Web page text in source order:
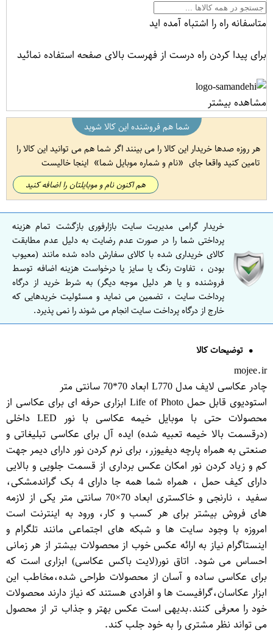
متاسفانه راه را اشتباه آمده اید
برای پیدا کردن راه درست از فهرست بالای صفحه استفاده نمائید
مشاهده بیشتر
شما هم فروشنده این کالا شوید
هر روزه صدها خریدار این کالا را می بینند اگر شما هم می توانید این کالا را
تامین کنید واقعا جای
نام و شماره موبایل شما اینجا خالیست
هم اکنون نام و موبایلتان را اضافه کنید
خریدار گرامی مدیریت سایت بازارفوری بازگشت تمام هزینه
پرداختی شما را در صورت عدم رضایت به دلیل عدم مطابقت
کالای خریداری شده با کالای سفارش داده شده مانند (معیوب
بودن ، تفاوت رنگ یا سایز یا درخواست هزینه اضافه توسط
فروشنده و یا هر دلیل موجه دیگر) به شرط خرید از درگاه
پرداخت سایت ، تضمین می نماید و مسئولیت خریدهایی که
خارج از درگاه پرداخت سایت انجام می شوند را نمی پذیرد.
توضیحات کالا
mojee.ir
چادر عکاسی لایف مدل L770 ابعاد 70*70 سانتی متر
استودیوی قابل حمل Life of Photo ابزاری حرفه ای برای عكاسی از
محصولات حتی با موبایل خیمه عکاسی با نور LED داخلی
(درقسمت بالا خیمه تعبیه شده) ایده آل برای عکاسی تبلیغاتی و
صنعتی به همراه پارچه دیفیوزر، برای نرم کردن نور دارای دیمر جهت
کم و زیاد کردن نور امکان عکس برداری از قسمت جلویی و بالایی
دارای کیف حمل ، همراه شما همه جا دارای 4 بک گراندمشکی،
سفید ، نارنجی و خاکستری ابعاد 70×70 سانتی متر یکی از لازمه
های فروش بیشتر برای هر کسب و کار، ورود به اینترنت است
امروزه با وجود سایت ها و شبکه های اجتماعی مانند تلگرام و
اینستاگرام نیاز به ارائه عکس خوب از محصولات بیشتر از هر زمانی
احساس می شود. اتاق نور(لایت باکس عکاسی) ابزاری است که
برای عکاسی ساده و آسان از محصولات طراحی شده،مخاطب این
ابزار عکاسان،گرافیست ها و افرادی هستند که نیاز دارند محصولات
خود را معرفی کنند.بدیهی است عکس بهتر و جذاب تر از محصول
می تواند نظر مشتری را به خود جلب کند.